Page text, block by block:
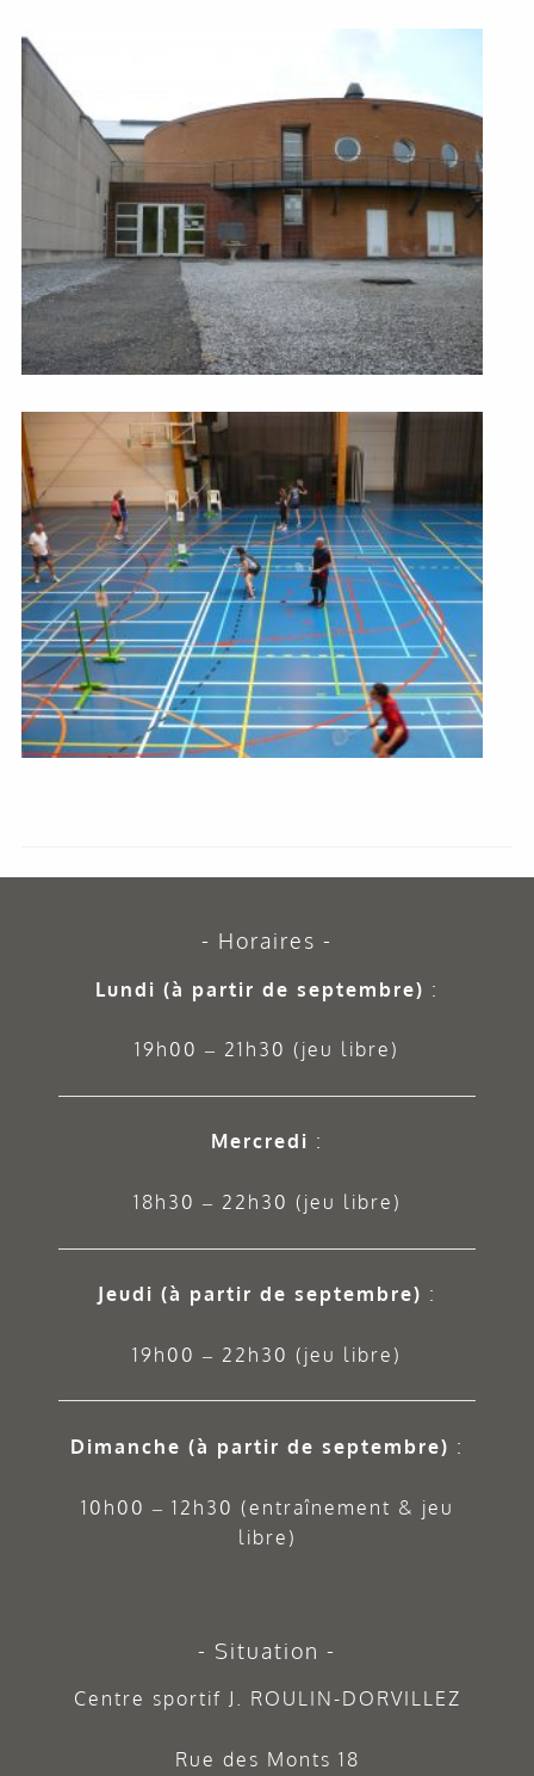
Horaires
Lundi (à partir de septembre) :
19h00 – 21h30 (jeu libre)
Mercredi :
18h30 – 22h30 (jeu libre)
Jeudi (à partir de septembre) :
19h00 – 22h30 (jeu libre)
Dimanche (à partir de septembre) :
10h00 – 12h30 (entraînement & jeu
libre)
Situation
Centre sportif J. ROULIN-DORVILLEZ
Rue des Monts 18